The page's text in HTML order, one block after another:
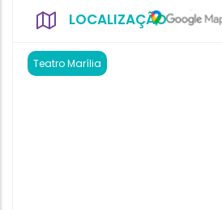
LOCALIZAÇÃO
Teatro Marília